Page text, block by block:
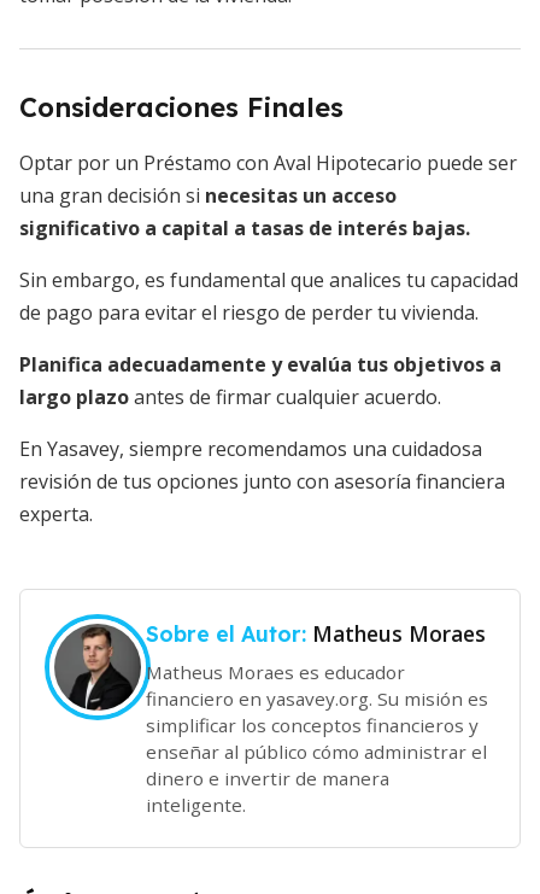
Consideraciones Finales
Optar por un Préstamo con Aval Hipotecario puede ser
una gran decisión si necesitas un acceso
significativo a capital a tasas de interés bajas.
Sin embargo, es fundamental que analices tu capacidad
de pago para evitar el riesgo de perder tu vivienda.
Planifica adecuadamente y evalúa tus objetivos a
largo plazoantes de firmar cualquier acuerdo.
En Yasavey, siempre recomendamos una cuidadosa
revisión de tus opciones junto con asesoría financiera
experta.
Sobre el Autor: Matheus Moraes
Matheus Moraes es educador
financiero en yasavey.org. Su misión es
simplificar los conceptos financieros y
enseñar al público cómo administrar el
dinero e invertir de manera
inteligente.